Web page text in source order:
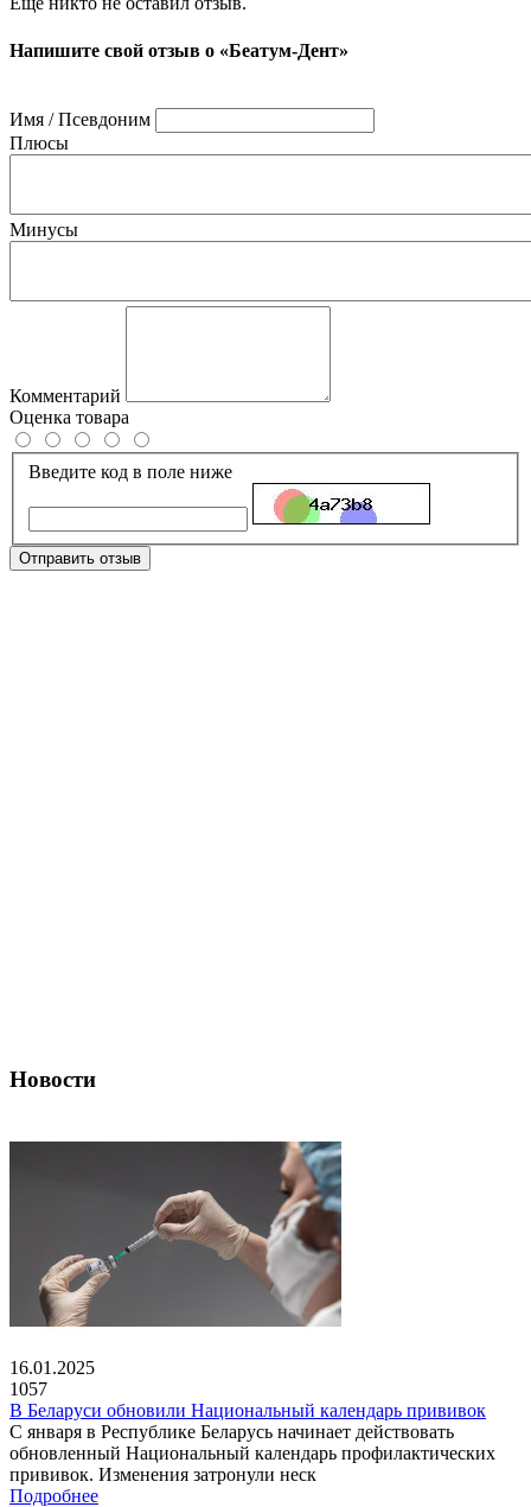
Напишите свой отзыв о «Беатум-Дент»
Имя / Псевдоним
Плюсы
Минусы
Комментарий
Оценка товара
Введите код в поле ниже
Отправить отзыв
Новости
16.01.2025
1057
В Беларуси обновили Национальный календарь прививок
С января в Республике Беларусь начинает действовать
обновленный Национальный календарь профилактических
прививок. Изменения затронули неск
Подробнее